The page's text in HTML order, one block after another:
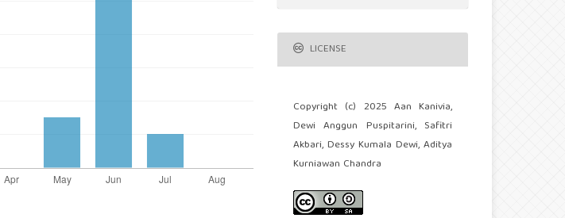
LICENSE
Copyright (c) 2025 Aan Kanivia,
Dewi Anggun Puspitarini, Safitri
Akbari, Dessy Kumala Dewi, Aditya
Kurniawan Chandra